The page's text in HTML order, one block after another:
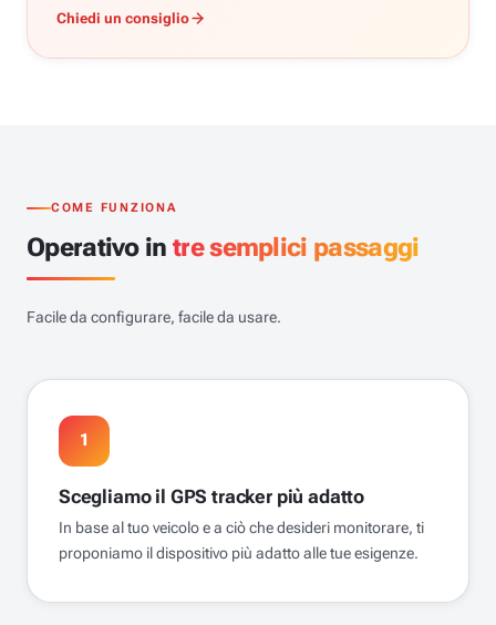
Chiedi un consiglio
COME FUNZIONA
Operativo in tre semplici passaggi
Facile da configurare, facile da usare.
1
Scegliamo il GPS tracker più adatto
In base al tuo veicolo e a ciò che desideri monitorare, ti
proponiamo il dispositivo più adatto alle tue esigenze.